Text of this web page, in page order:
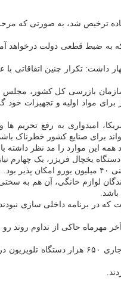
در گمرک شهید رجایی آماده ترخیص
ضبط قطعی دولت درخواهد آمد
داشت: تکرار چنین
بازرسی کل کشور،
امیدواری به رفع تحریم
برای صنایع کشور خطرناک
این موارد را مد نظر داشته
که در برنامه داخلی سازی
مهرماه حاکی از تداوم روند